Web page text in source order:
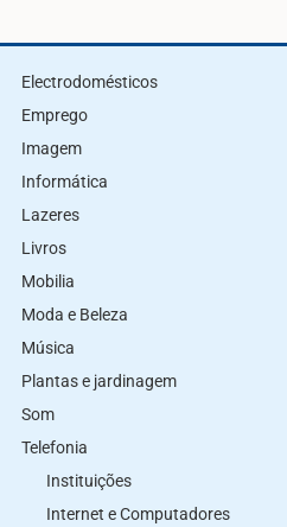
Electrodomésticos
Emprego
Imagem
Informática
Lazeres
Livros
Mobilia
Moda e Beleza
Música
Plantas e jardinagem
Som
Telefonia
Instituições
Internet e Computadores